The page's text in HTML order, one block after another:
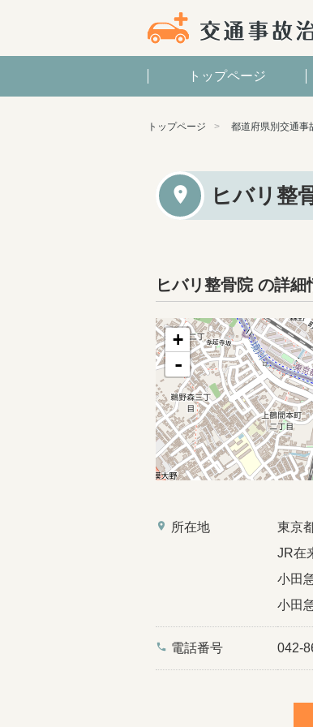
トップページ
トップページ 都道府県別交通事
ヒバリ整
ヒバリ整骨院 の詳細
+
-
place 所在地
東京
JR在
小田
小田
phone 電話番号 042-